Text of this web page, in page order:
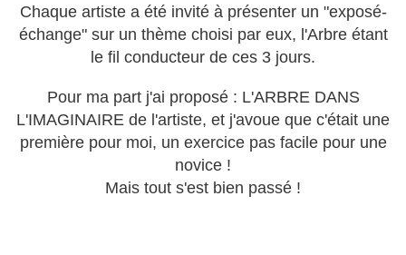
Chaque artiste a été invité à présenter un "exposé-
échange" sur un thème choisi par eux, l'Arbre étant
le fil conducteur de ces 3 jours.
Pour ma part j'ai proposé : L'ARBRE DANS
L'IMAGINAIRE de l'artiste, et j'avoue que c'était une
première pour moi, un exercice pas facile pour une
novice !
Mais tout s'est bien passé !